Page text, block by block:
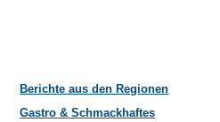
Berichte aus den Regionen
Gastro & Schmackhaftes